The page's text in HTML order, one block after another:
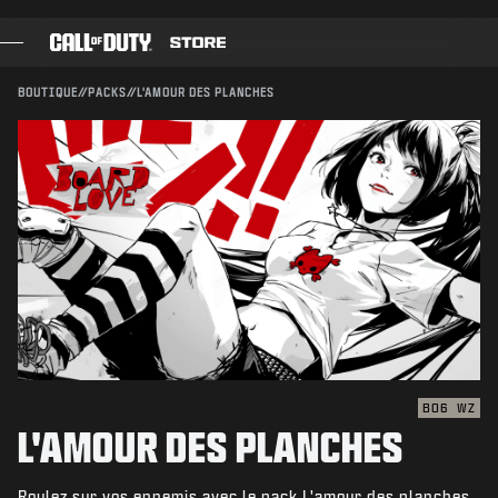
PASSE DE COMBAT
BLACK CELL
POINTS COD
BOUTIQUE D'ÉQUIPEMENT
COMBAT BUILDS
JEUX
BOUTIQUE//PACKS//L'AMOUR DES PLANCHES
Compatible avec :
ANNULER
Activision peut mettre à jour, remplacer ou supprimer
ce contenu en jeu à tout moment.
BO6 WZ
L'AMOUR DES PLANCHES